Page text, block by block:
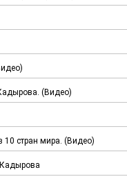
(Видео)
стран мира. (Видео)